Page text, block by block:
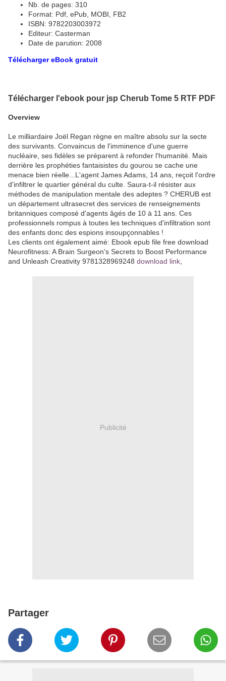
Nb. de pages: 310
Format: Pdf, ePub, MOBI, FB2
ISBN: 9782203003972
Editeur: Casterman
Date de parution: 2008
Télécharger eBook gratuit
Télécharger l'ebook pour jsp Cherub Tome 5 RTF PDF
Overview
Le milliardaire Joël Regan règne en maître absolu sur la secte
des survivants. Convaincus de l'imminence d'une guerre
nucléaire, ses fidèles se préparent à refonder l'humanité. Mais
derrière les prophéties fantaisistes du gourou se cache une
menace bien réelle...L'agent James Adams, 14 ans, reçoit l'ordre
d'infiltrer le quartier général du culte. Saura-t-il résister aux
méthodes de manipulation mentale des adeptes ? CHERUB est
un département ultrasecret des services de renseignements
britanniques composé d'agents âgés de 10 à 11 ans. Ces
professionnels rompus à toutes les techniques d'infiltration sont
des enfants donc des espions insoupçonnables !
Les clients ont également aimé: Ebook epub file free download
Neurofitness: A Brain Surgeon's Secrets to Boost Performance
and Unleash Creativity 9781328969248 download link
Publicité
Partager